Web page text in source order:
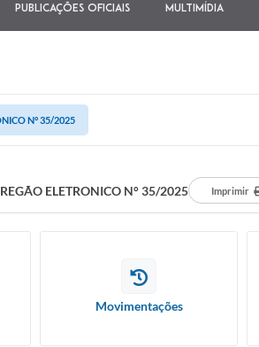
Publicações Oficiais Multimídia
N° 35/2025
ELETRONICO N° 35/2025 Imprimir
Movimentações